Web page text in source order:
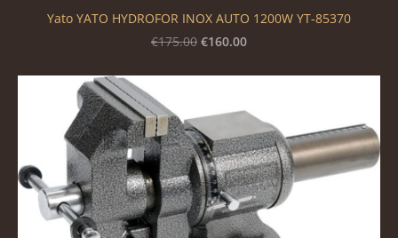
Yato YATO HYDROFOR INOX AUTO 1200W YT-85370
€175.00 €160.00